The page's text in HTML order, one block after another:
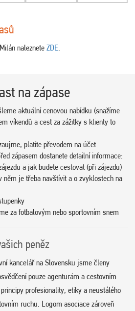
naleznete ZDE.
na zápase
aktuální cenovou nabídku (snažíme
víkendů a cest za zážitky s klienty to
platíte převodem na účet
zápasem dostanete detailní informace:
a jak budete cestovat (při zájezdu)
něm je třeba navštívit a o zvyklostech na
za fotbalovým nebo sportovním snem
peněz
kancelář na Slovensku jsme členy
pouze agenturám a cestovním
profesionality, etiky a neustálého
ruchu. Logom asociace zároveň